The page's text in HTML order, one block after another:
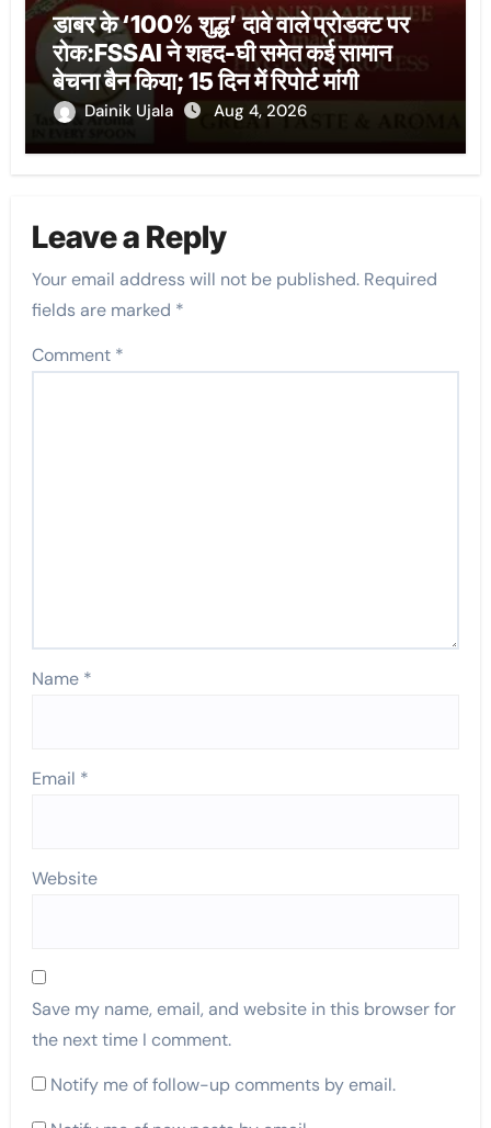
डाबर के ‘100% शुद्ध’ दावे वाले प्रोडक्ट पर
रोक:FSSAI ने शहद-घी समेत कई सामान
बेचना बैन किया; 15 दिन में रिपोर्ट मांगी
Dainik Ujala Aug 4, 2026
Leave a Reply
Your email address will not be published. Required
fields are marked *
Comment *
Name *
Email *
Website
Save my name, email, and website in this browser for
the next time I comment.
Notify me of follow-up comments by email.